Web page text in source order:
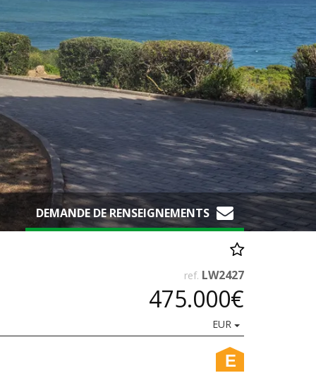
DEMANDE DE RENSEIGNEMENTS
ref. LW2427
475.000€
EUR
E